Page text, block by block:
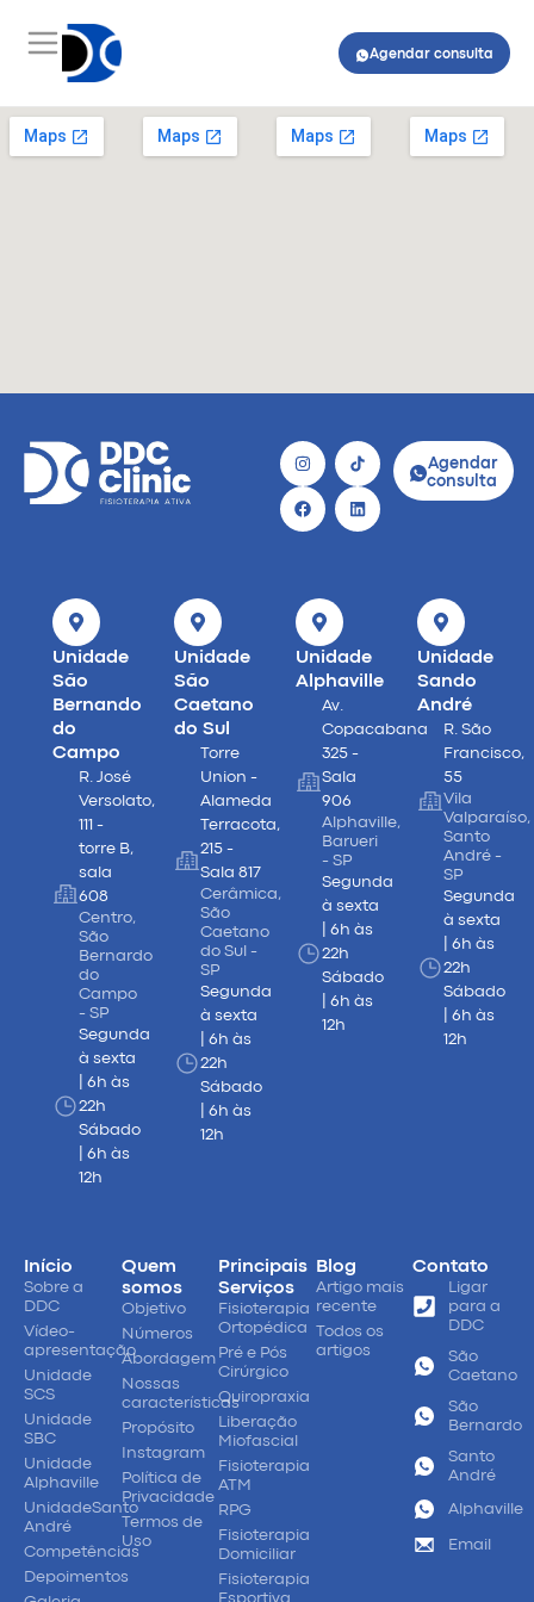
Agendar consulta
Agendar
consulta
Unidade
São
Bernando
do
Campo
R. José
Versolato,
111 -
torre B,
sala
608
Centro,
São
Bernardo
do
Campo
- SP
Segunda
à sexta
| 6h às
22h
Sábado
| 6h às
12h
Unidade
São
Caetano
do Sul
Torre
Union -
Alameda
Terracota,
215 -
Sala 817
Cerâmica,
São
Caetano
do Sul -
SP
Segunda
à sexta
| 6h às
22h
Sábado
| 6h às
12h
Unidade
Alphaville
Av.
Copacabana
325 -
Sala
906
Alphaville,
Barueri
- SP
Segunda
à sexta
| 6h às
22h
Sábado
| 6h às
12h
Unidade
Sando
André
R. São
Francisco,
55
Vila
Valparaíso,
Santo
André -
SP
Segunda
à sexta
| 6h às
22h
Sábado
| 6h às
12h
Início
Sobre a
DDC
Vídeo-
apresentação
Unidade
SCS
Unidade
SBC
Unidade
Alphaville
UnidadeSanto
André
Competências
Depoimentos
Quem
somos
Objetivo
Números
Abordagem
Nossas
características
Propósito
Instagram
Política de
Privacidade
Termos de
Uso
Principais
Serviços
Fisioterapia
Ortopédica
Pré e Pós
Cirúrgico
Quiropraxia
Liberação
Miofascial
Fisioterapia
ATM
RPG
Fisioterapia
Domiciliar
Fisioterapia
Esportiva
Blog
Artigo mais
recente
Todos os
artigos
Contato
Ligar
para a
DDC
São
Caetano
São
Bernardo
Santo
André
Alphaville
Email